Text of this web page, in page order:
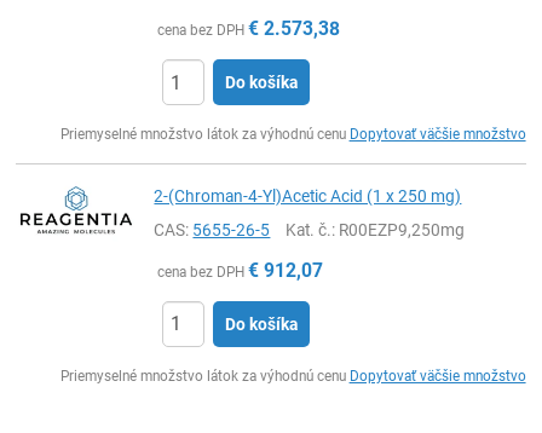
cena bez DPH € 2.573,38
Do košíka
Priemyselné množstvo látok za výhodnú cenu Dopytovať väčšie množstvo
2-(Chroman-4-Yl)Acetic Acid (1 x 250 mg)
CAS: 5655-26-5 Kat. č.: R00EZP9,250mg
cena bez DPH € 912,07
Do košíka
Priemyselné množstvo látok za výhodnú cenu Dopytovať väčšie množstvo